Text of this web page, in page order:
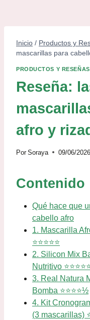
Inicio / Productos y
mascarillas para
PRODUCTOS Y RESEÑAS
Reseña:
afro y
Por Soraya 09/06/2026
Contenido
Qué hace que
cabello afro
1. Mascarilla
⭐⭐⭐⭐⭐
2. Silicon Mix
Nutritivo
3. Real Natura
Bomba ⭐⭐⭐⭐½
4. Kit
(3 mascarillas)